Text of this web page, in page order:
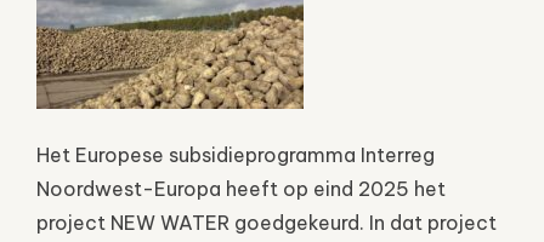
Het Europese subsidieprogramma Interreg
Noordwest-Europa heeft op eind 2025 het
project NEW WATER goedgekeurd. In dat project